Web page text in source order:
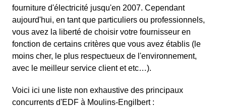
fourniture d'électricité jusqu'en 2007. Cependant
aujourd'hui, en tant que particuliers ou professionnels,
vous avez la liberté de choisir votre fournisseur en
fonction de certains critères que vous avez établis (le
moins cher, le plus respectueux de l'environnement,
avec le meilleur service client et etc…).
Voici ici une liste non exhaustive des principaux
concurrents d'EDF à Moulins-Engilbert :